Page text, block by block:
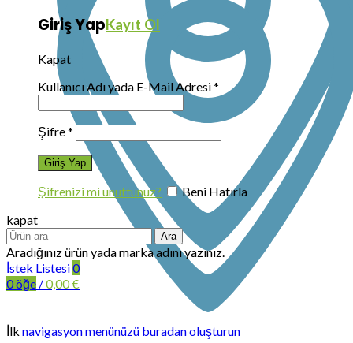
Giriş YapKayıt Ol
Kapat
Kullanıcı Adı yada E-Mail Adresi*
Şifre*
Şifrenizi mi unuttunuz?
Beni Hatırla
kapat
Ara
Aradığınız ürün yada marka adını yazınız.
İstek Listesi0
0öğe /0,00€
İlk navigasyon menünüzü buradan oluşturun